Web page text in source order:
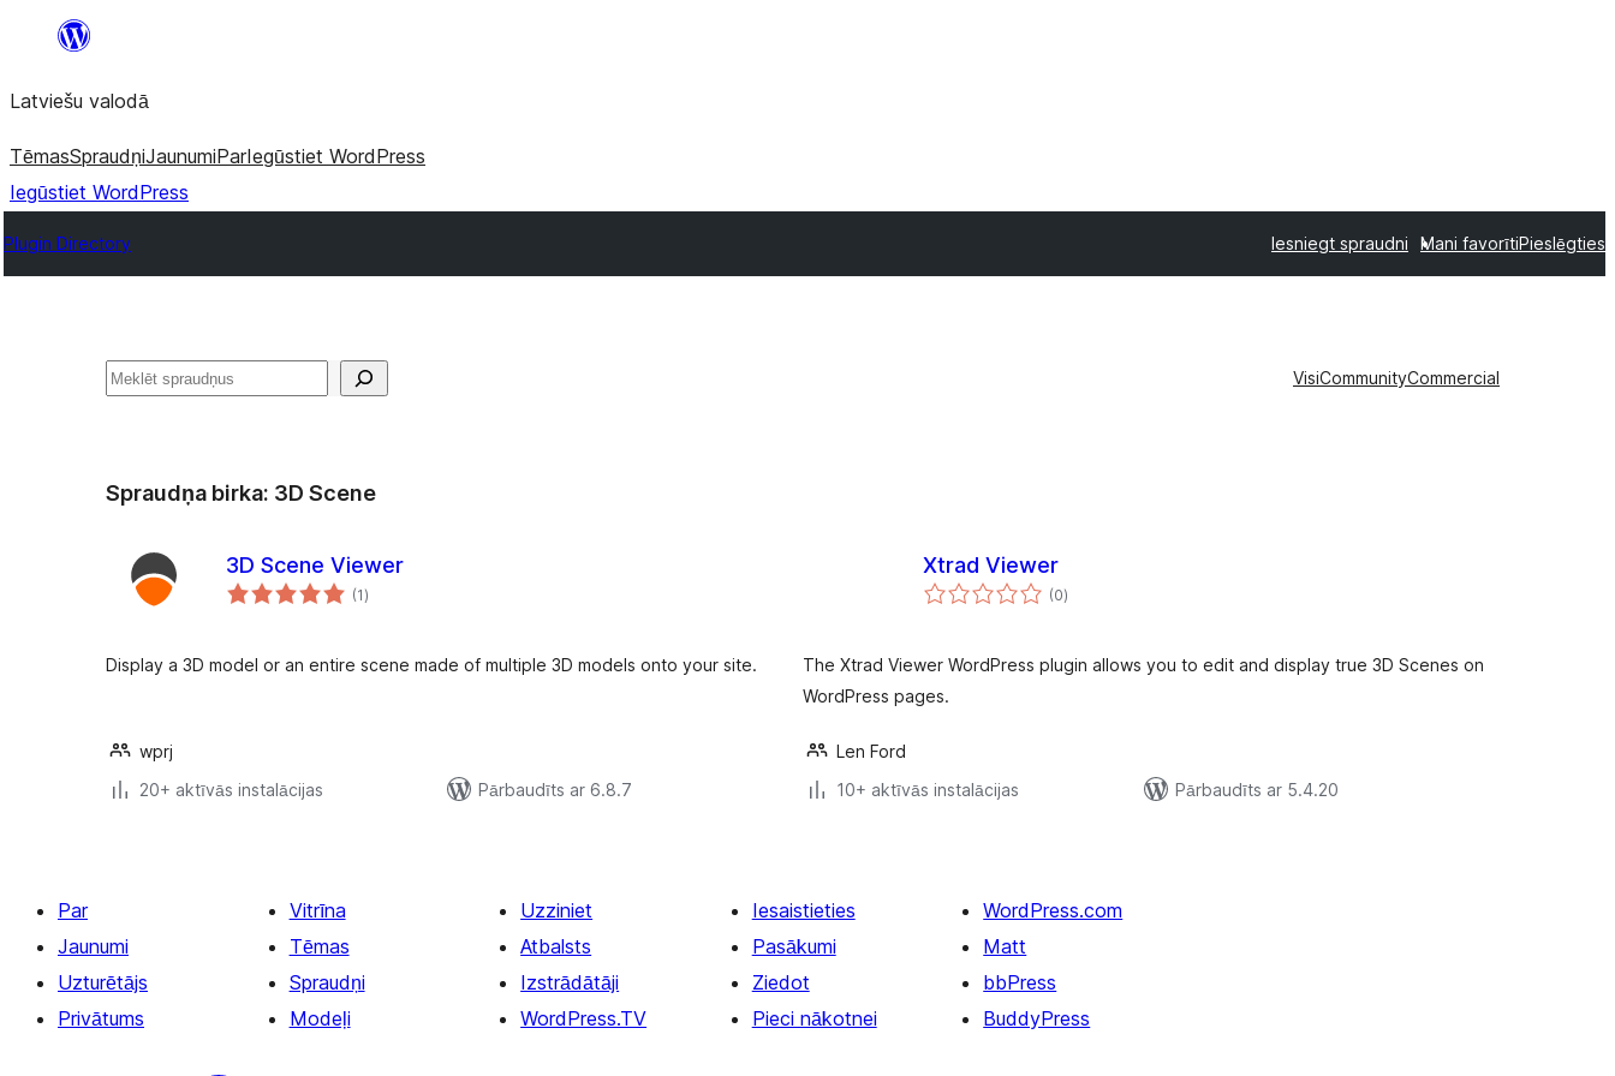
Pāriet
saturu
Latviešu valodā
TēmasSpraudņiJaunumiParIegūstiet WordPress
Iegūstiet WordPress
Plugin Directory Iesniegt spraudni Mani favorītiPieslēgties
Meklēt VisiCommunityCommercial
Spraudņa birka: 3D Scene
3D Scene Viewer
(1vērtējumu
kopsumma
)
Display a 3D model or an entire scene made of multiple 3D models onto your site.
wprj
20+ aktīvās instalācijas
Pārbaudīts ar 6.8.7
Xtrad Viewer
(0vērtējumu
kopsumma
)
The Xtrad Viewer WordPress plugin allows you to edit and display true 3D Scenes on
WordPress pages.
Len Ford
10+ aktīvās instalācijas
Pārbaudīts ar 5.4.20
Par
Jaunumi
Uzturētājs
Privātums
Vitrīna
Tēmas
Spraudņi
Modeļi
Uzziniet
Atbalsts
Izstrādātāji
WordPress.TV
Iesaistieties
Pasākumi
Ziedot
Pieci nākotnei
WordPress.com
Matt
bbPress
BuddyPress